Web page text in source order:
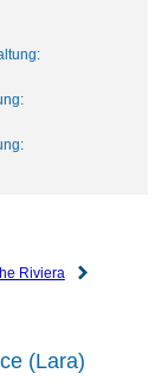
Riviera
(Lara)